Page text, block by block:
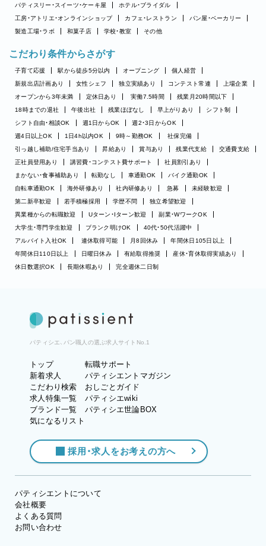
パティスリー・スイーツ・ケーキ屋
ホテル・ブライダル
工房・アトリエ・オンラインショップ
カフェ・レストラン
パン屋・ベーカリー
製造工場・ラボ
和菓子店 学校・教室 その他
こだわり条件からさがす
子育て応援 駅から徒歩5分以内 オープニング
個人経営
新規出店計画あり
女性シェフ 独立実績あり コンテスト常連
上場企業
オープンから3年未満
定休日あり 実働7.5時間
残業月20時間以下
18時までの退社
午後出社 残業ほぼなし 早上がりあり
シフト制
シフト自由・相談OK
週1日からOK
週2・3日からOK
週4日以上OK
1日4h以内OK 9時～勤務OK
社保完備
引っ越し補助/住宅手当あり
昇給あり 賞与あり 残業代支給
交通費支給
正社員登用あり
講習費・コンテスト費サポート
社員割引あり
まかない・食事補助あり
転勤なし 車通勤OK
バイク通勤OK
自転車通勤OK
海外研修あり 社内研修あり 急募
未経験歓迎
第二新卒歓迎
若手積極採用 学歴不問
独立希望歓迎
異業種からの転職歓迎
Uターン・Iターン歓迎
副業・WワークOK
大学生・専門学生歓迎
ブランク明けOK
40代・50代活躍中
アルバイト入社OK
連休取得可能 月8回休み
年間休日105日以上
年間休日110日以上
日曜日休み 有給取得推奨
産休・育休取得実績あり
休日数選択OK
長期休暇あり 完全週休二日制
パティシエ、パン職人の選ぶ求人サイトNo.1
トップ
新着求人
こだわり検索
求人特集一覧
ブランド一覧
気になるリスト
転職サポート
パティシエントマガジン
おしごとガイド
パティシエwiki
パティシエ世論BOX
採用・求人をお考えの方へ
パティシエントについて
会社概要
よくある質問
お問い合わせ